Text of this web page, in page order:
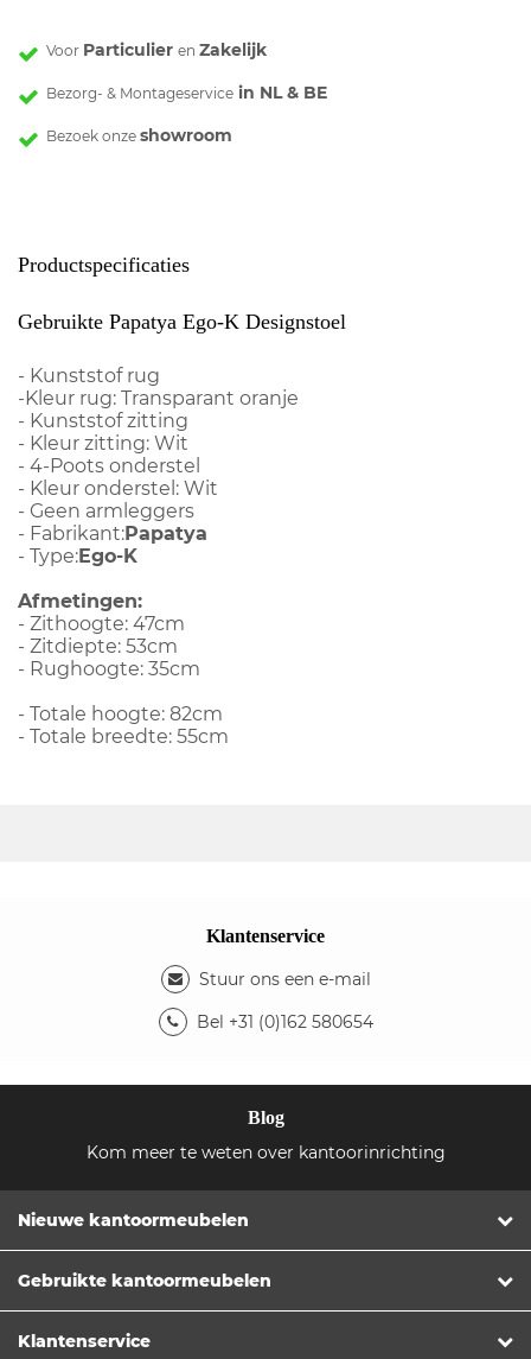
Voor Particulier en Zakelijk
Bezorg- & Montageservice in NL & BE
Bezoek onze showroom
Productspecificaties
Gebruikte Papatya Ego-K Designstoel
- Kunststof rug
-Kleur rug: Transparant oranje
- Kunststof zitting
- Kleur zitting: Wit
- 4-Poots onderstel
- Kleur onderstel: Wit
- Geen armleggers
- Fabrikant:Papatya
- Type:Ego-K
Afmetingen:
- Zithoogte: 47cm
- Zitdiepte: 53cm
- Rughoogte: 35cm
- Totale hoogte: 82cm
- Totale breedte: 55cm
Klantenservice
Stuur ons een e-mail
Bel +31 (0)162 580654
Blog
Kom meer te weten over kantoorinrichting
Nieuwe kantoormeubelen
Gebruikte kantoormeubelen
Klantenservice